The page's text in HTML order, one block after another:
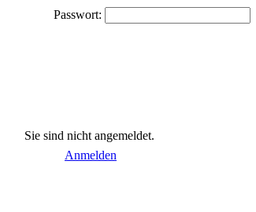
Passwort:
Sie sind nicht angemeldet.
Anmelden